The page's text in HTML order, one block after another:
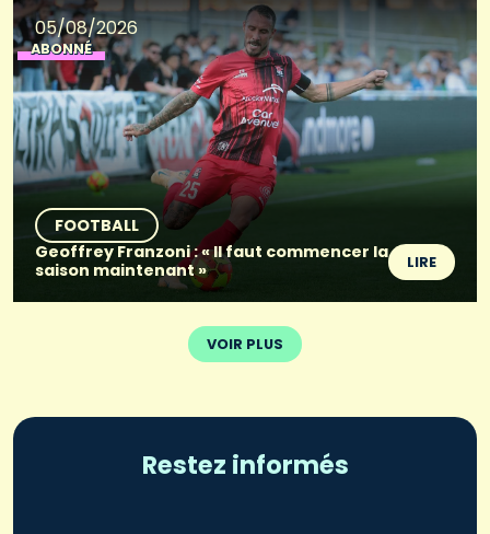
05/08/2026
ABONNÉ
FOOTBALL
Geoffrey Franzoni : « Il faut commencer la
saison maintenant »
LIRE
VOIR PLUS
Restez informés